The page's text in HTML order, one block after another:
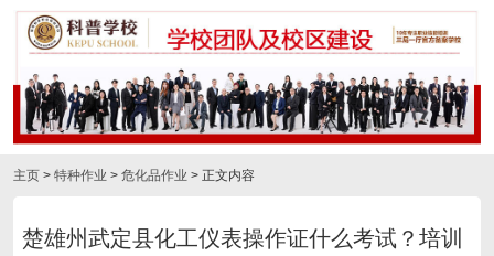
主页 > 特种作业 > 危化品作业 > 正文内容
楚雄州武定县化工仪表操作证什么考试？培训